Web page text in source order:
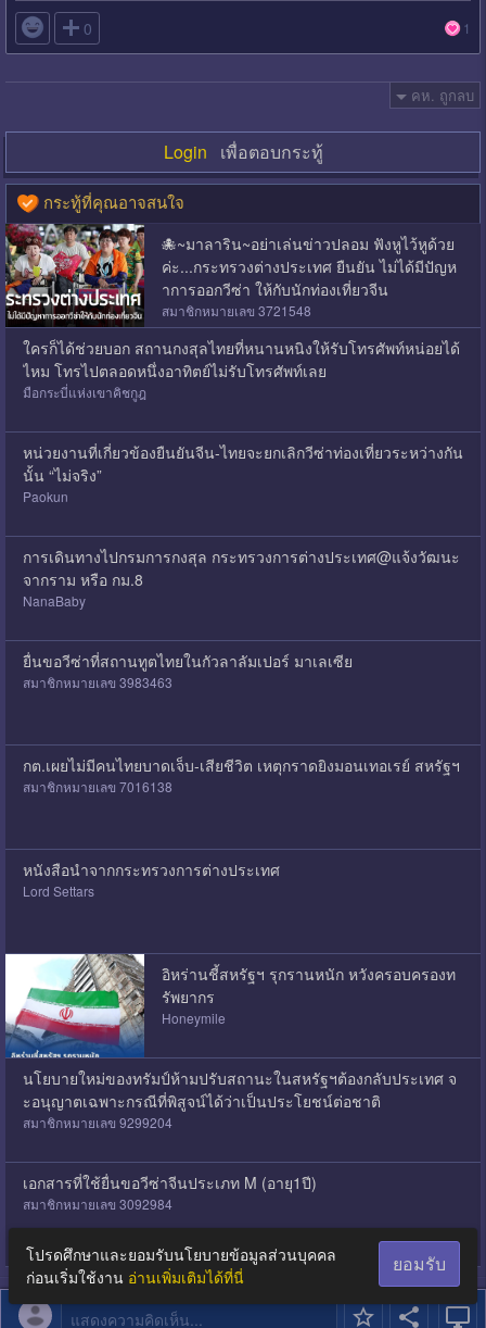
 0 1
คห. ถูกลบ
Login เพื่อตอบกระทู้
แสดงความคิดเห็น...
กระทู้ที่คุณอาจสนใจ
🐙~มาลาริน~อย่าเล่นข่าวปลอม ฟังหูไว้หูด้วย
ค่ะ...กระทรวงต่างประเทศ ยืนยัน ไม่ได้มีปัญห
าการออกวีซ่า ให้กับนักท่องเที่ยวจีน
สมาชิกหมายเลข 3721548
ใครก็ได้ช่วยบอก สถานกงสุลไทยที่หนานหนิงให้รับโทรศัพท์หน่อยได้
ไหม โทรไปตลอดหนึ่งอาทิตย์ไม่รับโทรศัพท์เลย
มือกระบี่แห่งเขาคิชกูฎ
หน่วยงานที่เกี่ยวข้องยืนยันจีน-ไทยจะยกเลิกวีซ่าท่องเที่ยวระหว่างกัน
นั้น “ไม่จริง”
Paokun
การเดินทางไปกรมการกงสุล กระทรวงการต่างประเทศ@แจ้งวัฒนะ
จากราม หรือ กม.8
NanaBaby
ยื่นขอวีซ่าที่สถานทูตไทยในกัวลาลัมเปอร์ มาเลเซีย
สมาชิกหมายเลข 3983463
กต.เผยไม่มีคนไทยบาดเจ็บ-เสียชีวิต เหตุกราดยิงมอนเทอเรย์ สหรัฐฯ
สมาชิกหมายเลข 7016138
หนังสือนำจากกระทรวงการต่างประเทศ
Lord Settars
อิหร่านชี้สหรัฐฯ รุกรานหนัก หวังครอบครองท
รัพยากร
Honeymile
นโยบายใหม่ของทรัมป์ห้ามปรับสถานะในสหรัฐฯต้องกลับประเทศ จ
ะอนุญาตเฉพาะกรณีที่พิสูจน์ได้ว่าเป็นประโยชน์ต่อชาติ
สมาชิกหมายเลข 9299204
เอกสารที่ใช้ยื่นขอวีซ่าจีนประเภท M (อายุ1ปี)
สมาชิกหมายเลข 3092984
โปรดศึกษาและยอมรับนโยบายข้อมูลส่วนบุคคล
ก่อนเริ่มใช้งาน อ่านเพิ่มเติมได้ที่นี่
ยอมรับ